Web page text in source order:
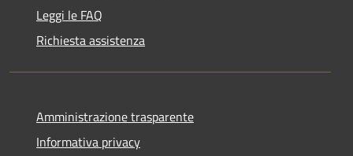
Leggi le FAQ
Richiesta assistenza
Amministrazione trasparente
Informativa privacy